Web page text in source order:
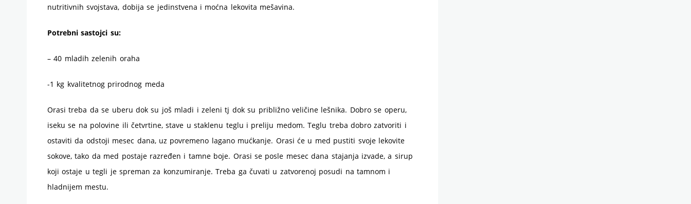
nutritivnih svojstava, dobija se jedinstvena i moćna lekovita mešavina.
Potrebni sastojci su:
– 40 mladih zelenih oraha
-1 kg kvalitetnog prirodnog meda
Orasi treba da se uberu dok su još mladi i zeleni tj dok su približno veličine lešnika. Dobro se operu,
iseku se na polovine ili četvrtine, stave u staklenu teglu i preliju medom. Teglu treba dobro zatvoriti i
ostaviti da odstoji mesec dana, uz povremeno lagano mućkanje. Orasi će u med pustiti svoje lekovite
sokove, tako da med postaje razređen i tamne boje. Orasi se posle mesec dana stajanja izvade, a sirup
koji ostaje u tegli je spreman za konzumiranje. Treba ga čuvati u zatvorenoj posudi na tamnom i
hladnijem mestu.